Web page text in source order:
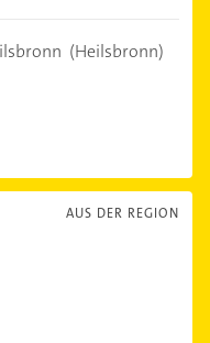
(Heilsbronn)
AUS DER REGION